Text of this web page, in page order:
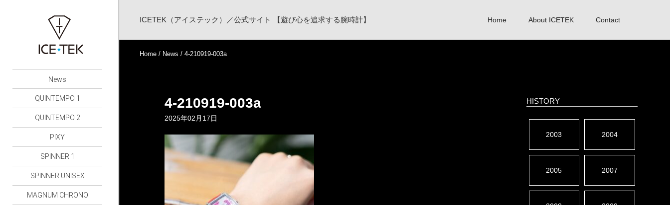
ICETEK（アイステック）／公式サイト 【遊び心を追求する腕時計】 Home About ICETEK Contact
News
QUINTEMPO 1
QUINTEMPO 2
PIXY
SPINNER 1
SPINNER UNISEX
MAGNUM CHRONO
Home / News / 4-210919-003a
4-210919-003a
2025年02月17日
HISTORY
2003 2004
2005 2007